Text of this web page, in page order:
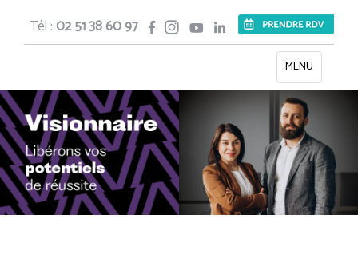
Tél :02 51 38 60 97
Toggle
navigation
MENU